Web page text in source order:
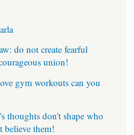
do not create fearful
union!
gym workouts can you
thoughts don't shape who
believe them!